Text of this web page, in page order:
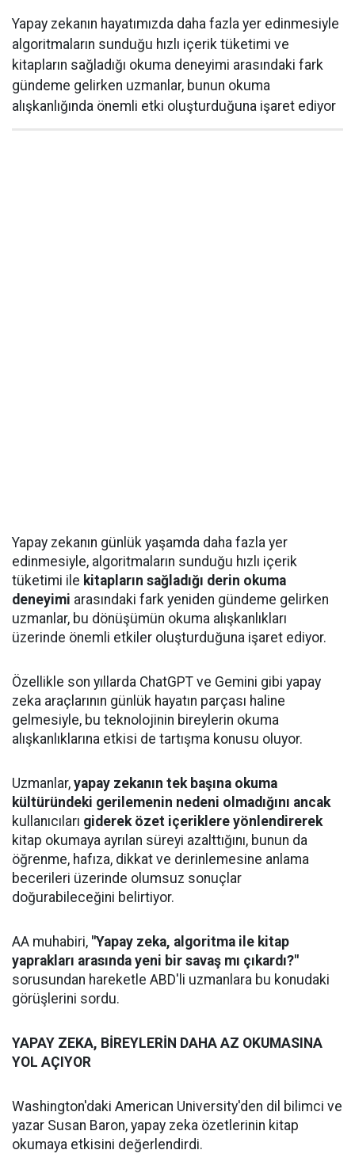
Yapay zekanın hayatımızda daha fazla yer edinmesiyle
algoritmaların sunduğu hızlı içerik tüketimi ve
kitapların sağladığı okuma deneyimi arasındaki fark
gündeme gelirken uzmanlar, bunun okuma
alışkanlığında önemli etki oluşturduğuna işaret ediyor
Yapay zekanın günlük yaşamda daha fazla yer
edinmesiyle, algoritmaların sunduğu hızlı içerik
tüketimi ile kitapların sağladığı derin okuma
deneyimi arasındaki fark yeniden gündeme gelirken
uzmanlar, bu dönüşümün okuma alışkanlıkları
üzerinde önemli etkiler oluşturduğuna işaret ediyor.
Özellikle son yıllarda ChatGPT ve Gemini gibi yapay
zeka araçlarının günlük hayatın parçası haline
gelmesiyle, bu teknolojinin bireylerin okuma
alışkanlıklarına etkisi de tartışma konusu oluyor.
Uzmanlar, yapay zekanın tek başına okuma
kültüründeki gerilemenin nedeni olmadığını ancak
kullanıcıları giderek özet içeriklere yönlendirerek
kitap okumaya ayrılan süreyi azalttığını, bunun da
öğrenme, hafıza, dikkat ve derinlemesine anlama
becerileri üzerinde olumsuz sonuçlar
doğurabileceğini belirtiyor.
AA muhabiri, "Yapay zeka, algoritma ile kitap
yaprakları arasında yeni bir savaş mı çıkardı?"
sorusundan hareketle ABD'li uzmanlara bu konudaki
görüşlerini sordu.
YAPAY ZEKA, BİREYLERİN DAHA AZ OKUMASINA
YOL AÇIYOR
Washington'daki American University'den dil bilimci ve
yazar Susan Baron, yapay zeka özetlerinin kitap
okumaya etkisini değerlendirdi.